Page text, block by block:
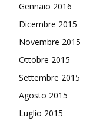
Gennaio 2016
Dicembre 2015
Novembre 2015
Ottobre 2015
Settembre 2015
Agosto 2015
Luglio 2015